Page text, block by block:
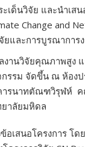
เด็นวิจัย และนำเ
Change and
ยและการบูรณาการ
งานวิจัยคุณภาพสูง
กรรม จัดขึ้น ณ ห้อ
ารนาทตัณฑวิรุฬห์
าลัยมหิดล
อเสนอโครงการ โ